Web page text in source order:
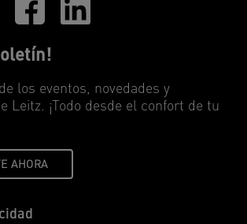
los eventos, novedades y
Leitz. ¡Todo desde el confort de tu
AHORA